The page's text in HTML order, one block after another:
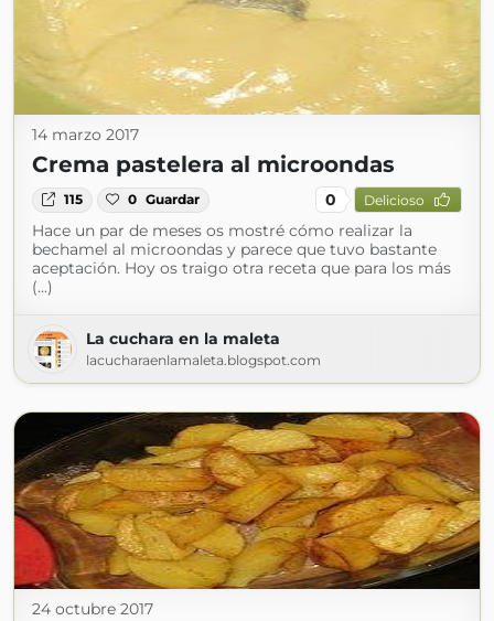
14 marzo 2017
Crema pastelera al microondas
115 0 Guardar 0 Delicioso
Hace un par de meses os mostré cómo realizar la
bechamel al microondas y parece que tuvo bastante
aceptación. Hoy os traigo otra receta que para los más
(...)
La cuchara en la maleta
lacucharaenlamaleta.blogspot.com
24 octubre 2017